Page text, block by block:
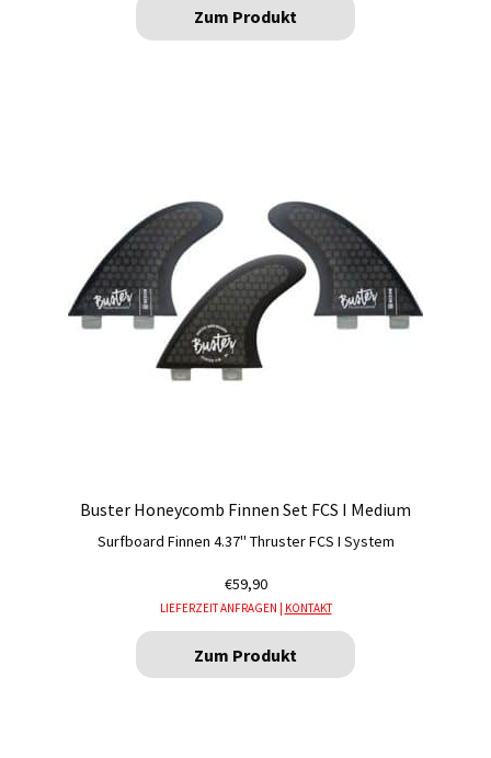
Zum Produkt
Buster Honeycomb Finnen Set FCS I Medium
Surfboard Finnen 4.37'' Thruster FCS I System
€59,90
LIEFERZEIT ANFRAGEN | KONTAKT
Zum Produkt